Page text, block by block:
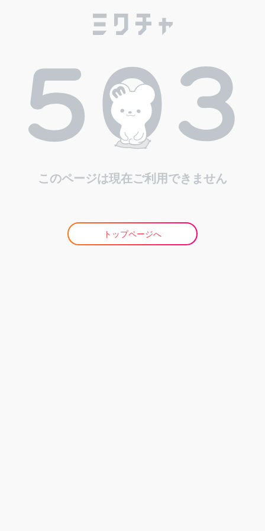
このページは現在ご利用できません